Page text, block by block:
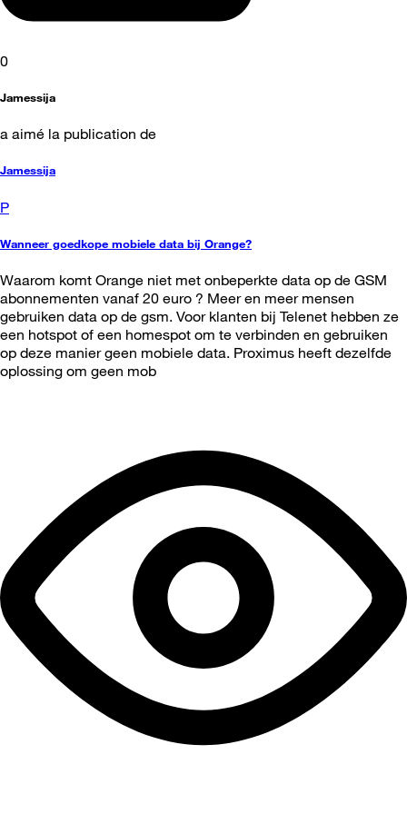
0
Jamessija
a aimé la publication de
Jamessija
P
Wanneer goedkope mobiele data bij Orange?
Waarom komt Orange niet met onbeperkte data op de GSM
abonnementen vanaf 20 euro ? Meer en meer mensen
gebruiken data op de gsm. Voor klanten bij Telenet hebben ze
een hotspot of een homespot om te verbinden en gebruiken
op deze manier geen mobiele data. Proximus heeft dezelfde
oplossing om geen mob